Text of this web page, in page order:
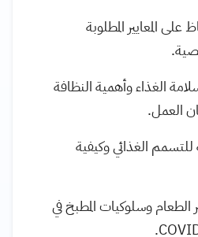
المعايير المطلوبة
الغذاء وأهمية النظافة
العمل.
للتسمم الغذائي وكيفية
وسلوكيات المطبخ في